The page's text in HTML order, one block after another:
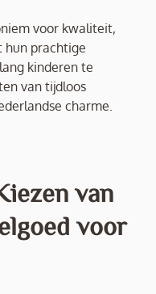
voor kwaliteit,
hun prachtige
kinderen te
van tijdloos
charme.
van
voor